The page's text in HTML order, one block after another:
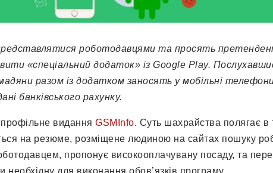
тися роботодавцями та просять
«спеціальний додаток» із Google Plaу.
разом із додатком заносять умобільні телефони
банківського рахунку.
видання GSMInfo. Суть шахрайства полягає в
на резюме, розміщене людиною на сайтах пошуку
пропонує високооплачувану посаду, та
необхідну для виконання обов’язків програму.